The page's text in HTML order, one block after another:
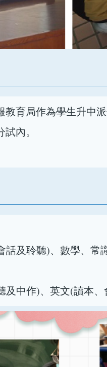
育局作為學生升中
內。
話及聆聽)、數學、常
中作)、英文(讀本